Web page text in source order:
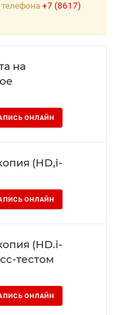
+7 (8617)
на
ОНЛАЙН
(HD,i-
ОНЛАЙН
(HD.i-
тестом
ОНЛАЙН